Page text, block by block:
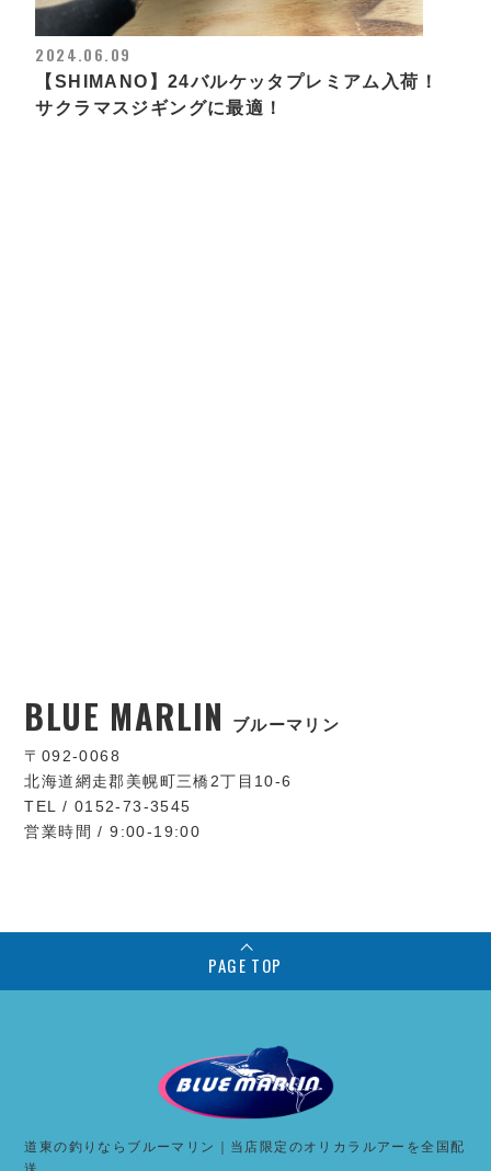
2024.06.09
【SHIMANO】24バルケッタプレミアム入荷！
サクラマスジギングに最適！
BLUE MARLIN ブルーマリン
〒092-0068
北海道網走郡美幌町三橋2丁目10-6
TEL / 0152-73-3545
営業時間 / 9:00-19:00
PAGE TOP
道東の釣りならブルーマリン｜当店限定のオリカラルアーを全国配